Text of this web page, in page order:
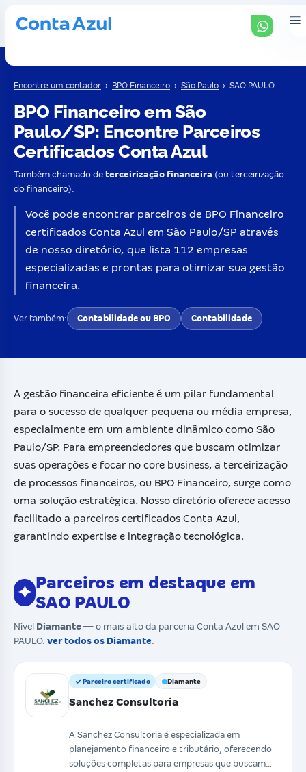
Encontre um contador › BPO Financeiro › São Paulo › SAO PAULO
BPO Financeiro em São
Paulo/SP: Encontre Parceiros
Certificados Conta Azul
Também chamado de terceirização financeira (ou terceirização
do financeiro).
Você pode encontrar parceiros de BPO Financeiro
certificados Conta Azul em São Paulo/SP através
de nosso diretório, que lista 112 empresas
especializadas e prontas para otimizar sua gestão
financeira.
Ver também: Contabilidade ou BPO Contabilidade
A gestão financeira eficiente é um pilar fundamental
para o sucesso de qualquer pequena ou média empresa,
especialmente em um ambiente dinâmico como São
Paulo/SP. Para empreendedores que buscam otimizar
suas operações e focar no core business, a terceirização
de processos financeiros, ou BPO Financeiro, surge como
uma solução estratégica. Nosso diretório oferece acesso
facilitado a parceiros certificados Conta Azul,
garantindo expertise e integração tecnológica.
✦
Parceiros em destaque em
SAO PAULO
Nível Diamante — o mais alto da parceria Conta Azul em SAO
PAULO. ver todos os Diamante.
Parceiro certificado Diamante
Sanchez Consultoria
A Sanchez Consultoria é especializada em
planejamento financeiro e tributário, oferecendo
soluções completas para empresas que buscam